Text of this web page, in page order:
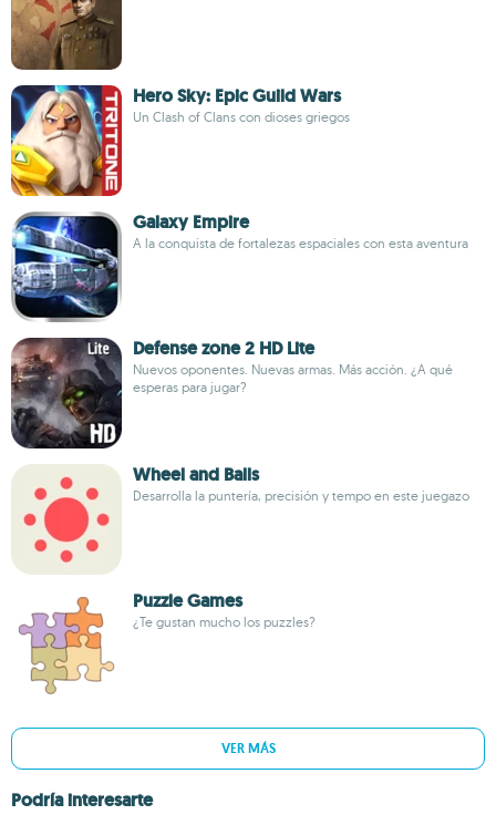
Hero Sky: Epic Guild Wars
Un Clash of Clans con dioses griegos
Galaxy Empire
A la conquista de fortalezas espaciales con esta aventura
Defense zone 2 HD Lite
Nuevos oponentes. Nuevas armas. Más acción. ¿A qué
esperas para jugar?
Wheel and Balls
Desarrolla la puntería, precisión y tempo en este juegazo
Puzzle Games
¿Te gustan mucho los puzzles?
VER MÁS
Podría interesarte